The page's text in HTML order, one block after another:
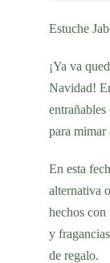
Estuche
¡Ya va
Navidad!
para mimar
En esta
alternativa
hechos con
y
de regalo.